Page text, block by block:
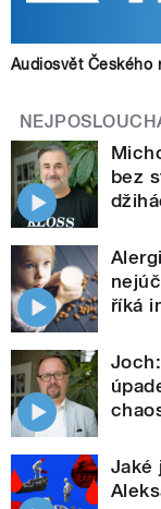
Audiosvět Českého
bez
říká
Jaké